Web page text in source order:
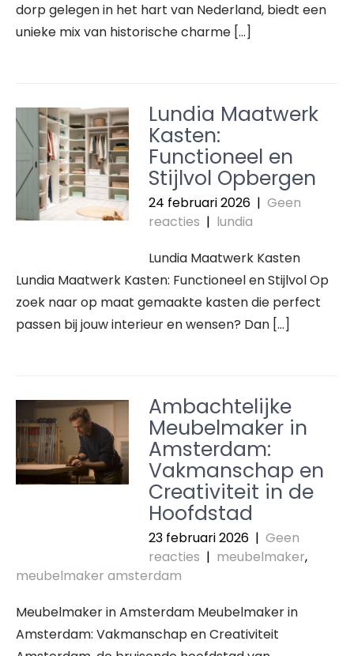
dorp gelegen in het hart van Nederland, biedt een
unieke mix van historische charme […]
Lundia Maatwerk
Kasten:
Functioneel en
Stijlvol Opbergen
24 februari 2026 | Geen
reacties | lundia
Lundia Maatwerk Kasten
Lundia Maatwerk Kasten: Functioneel en Stijlvol Op
zoek naar op maat gemaakte kasten die perfect
passen bij jouw interieur en wensen? Dan […]
Ambachtelijke
Meubelmaker in
Amsterdam:
Vakmanschap en
Creativiteit in de
Hoofdstad
23 februari 2026 | Geen
reacties | meubelmaker,
meubelmaker amsterdam
Meubelmaker in Amsterdam Meubelmaker in
Amsterdam: Vakmanschap en Creativiteit